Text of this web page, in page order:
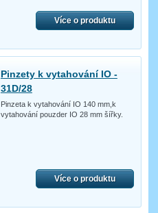
Více o produktu
Pinzety k vytahování IO -
31D/28
Pinzeta k vytahování IO 140 mm,k
vytahování pouzder IO 28 mm šířky.
Více o produktu